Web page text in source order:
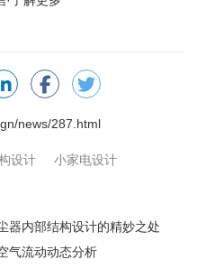
news/287.html
设计 小家电设计
器内部结构设计的精妙之处
气流动动态分析